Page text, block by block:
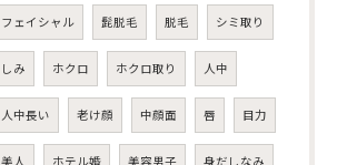
フェイシャル 髭脱毛 脱毛 シミ取り
しみ ホクロ ホクロ取り 人中
人中長い 老け顔 中顔面 唇 目力
美人 ホテル婚 美容男子 身だしなみ